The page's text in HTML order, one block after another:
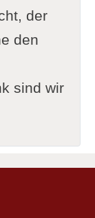
der
den
sind wir